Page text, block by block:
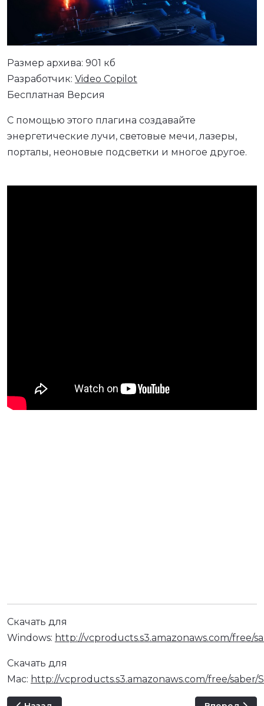
Размер архива: 901 кб
Разработчик: Video Copilot
Бесплатная Версия
С помощью этого плагина создавайте
энергетические лучи, световые мечи, лазеры,
порталы, неоновые подсветки и многое другое.
Скачать для
Windows: http://vcproducts.s3.amazonaws.com/free/
Скачать для
Mac: http://vcproducts.s3.amazonaws.com/free/saber/